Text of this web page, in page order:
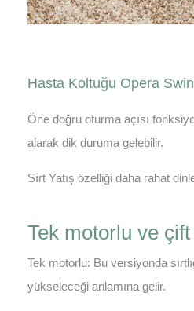
Hasta Koltuğu Opera
Öne doğru oturma açısı
alarak dik duruma gelebilir.
Sırt Yatış özelliği daha rahat
Tek motorlu ve
Tek motorlu: Bu versiyonda
yükseleceği anlamına gelir.